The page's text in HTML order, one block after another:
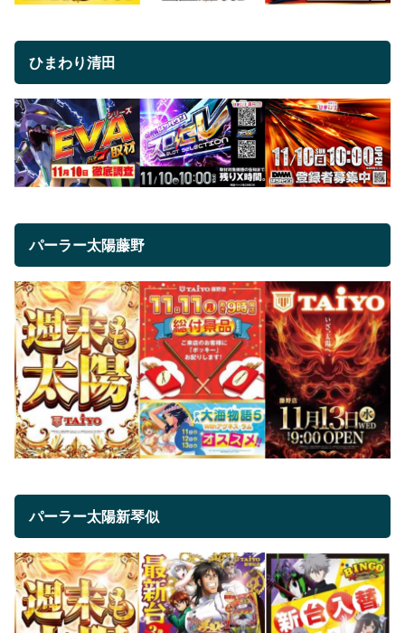
ひまわり清田
パーラー太陽藤野
パーラー太陽新琴似